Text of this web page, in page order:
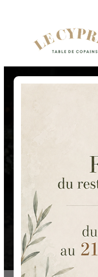
Au cœur de
ambiance
Réserver